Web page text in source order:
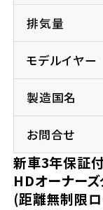
法人向けサービス
お問い合わせ
排気量
モデルイヤー
製造国名
お問合せ
新車3年保証
HDオーナー
(距離無制限
福島県
ホンダド
ホンダド
ホンダド
ホンダド
神奈川県
ホンダド
ホンダド
ホンダド
ホンダド
岐阜県
ホンダド
ホンダド
京都府
ホンダド
ホンダド
徳島県
ホンダド
香川県
ホンダド
ホンダド
熊本県
ホンダド